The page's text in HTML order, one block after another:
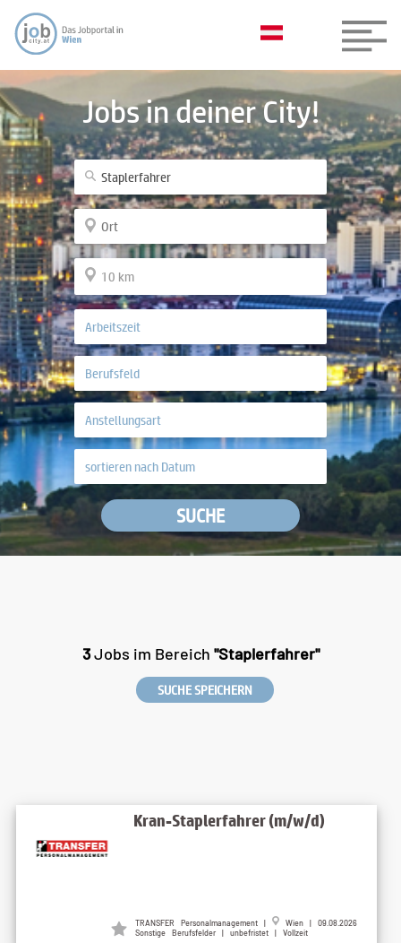
Jobs in deiner City!
SUCHE
3Jobs im Bereich "Staplerfahrer"
SUCHE SPEICHERN
Kran-Staplerfahrer (m/w/d)
TRANSFER Personalmanagement |
Wien | 09.08.2026
Sonstige Berufsfelder | unbefristet | Vollzeit